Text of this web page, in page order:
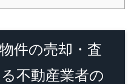
件の売却・査
不動産業者の